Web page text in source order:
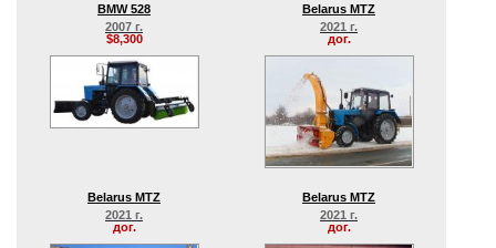
BMW 528
2007 г.
$8,300
Belarus MTZ
2021 г.
дог.
Belarus MTZ
2021 г.
дог.
Belarus MTZ
2021 г.
дог.